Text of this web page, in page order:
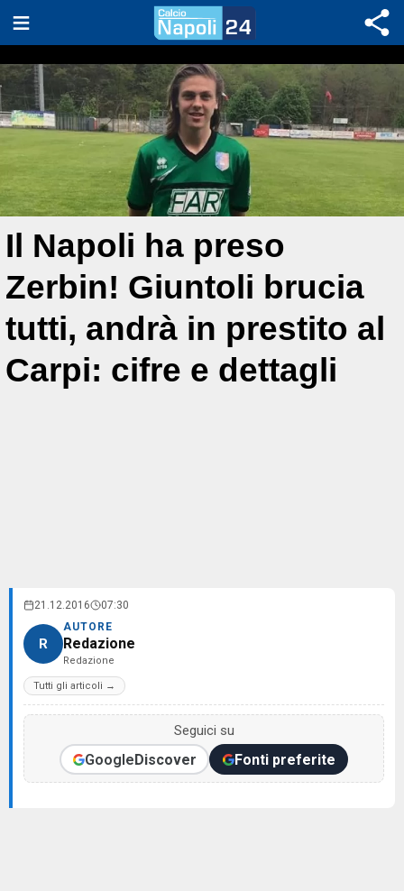
Il Napoli ha preso
Zerbin! Giuntoli brucia
tutti, andrà in prestito al
Carpi: cifre e dettagli
21.12.2016 07:30
R
AUTORE
Redazione
Redazione
Tutti gli articoli →
Seguici su
GoogleDiscover Fonti preferite